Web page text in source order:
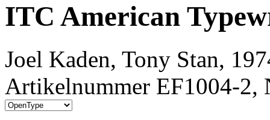
ITC American
Joel Kaden, Tony Stan,
Artikelnummer EF1004-2,